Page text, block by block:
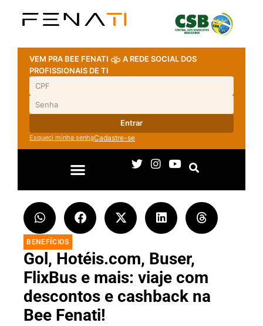
VEM PRA BEE FENATI
A REDE SOCIAL DOS
PROFISSIONAIS DE TI
Entrar
Esqueci minha senhaCadastre-se
BENEFÍCIOS
Gol, Hotéis.com, Buser,
FlixBus e mais: viaje com
descontos e cashback na
Bee Fenati!